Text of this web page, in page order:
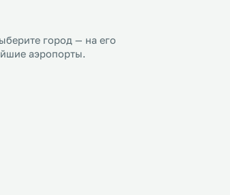
город — на его
аэропорты.